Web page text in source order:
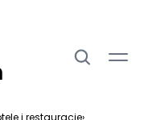
i restauracje›